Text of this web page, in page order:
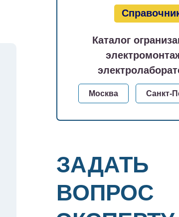
Каталог
Москва Санкт-
ЗАДАТЬ
ВОПРОС